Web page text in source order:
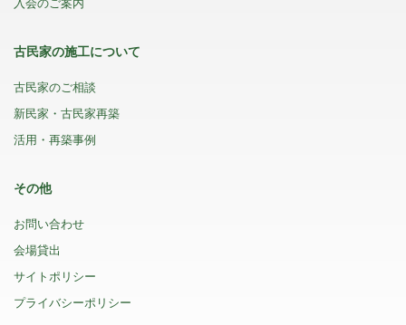
古民家の施工について
古民家のご相談
新民家・古民家再築
活用・再築事例
その他
お問い合わせ
会場貸出
サイトポリシー
プライバシーポリシー